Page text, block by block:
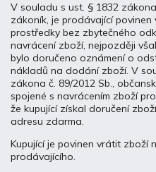
V souladu s ust. § 1832
zákoník, je prodávající
prostředky bez zbytečného
navrácení zboží, nejpozději
bylo doručeno oznámení o
nákladů na dodání zboží. V
zákona č. 89/2012 Sb.,
spojené s navrácením zboží
že kupující získal doručení
adresu zdarma.
Kupující je povinen vrátit zboží
prodávajícího.